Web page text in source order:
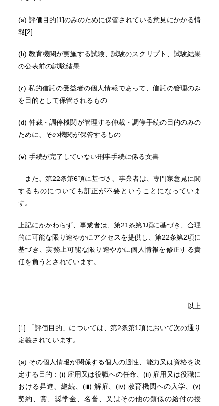
(a) 評価目的[1]のみのために保管されている意見にかかる情
報[2]
(b) 教育機関が実施する試験、試験のスクリプト、試験結果
の公表前の試験結果
(c) 私的信託の受益者の個人情報であって、信託の管理のみ
を目的として保管されるもの
(d) 仲裁・調停機関が管理する仲裁・調停手続の目的のみの
ために、その機関が保管するもの
(e) 手続が完了していない刑事手続に係る文書
また、第22条第6項に基づき、事業者は、専門家意見に関
するものについても訂正が不要ということになっていま
す。
上記にかかわらず、事業者は、第21条第1項に基づき、合理
的に可能な限り速やかにアクセスを提供し、第22条第2項に
基づき、実務上可能な限り速やかに個人情報を修正する責
任を負うとされています。
以上
[1] 「評価目的」については、第2条第1項において次の通り
定義されています。
(a) その個人情報が関係する個人の適性、能力又は資格を決
定する目的：(i) 雇用又は役職への任命、(ii) 雇用又は役職に
おける昇進、継続、(iii) 解雇、(iv) 教育機関への入学、(v)
契約、賞、奨学金、名誉、又はその他の類似の給付の授